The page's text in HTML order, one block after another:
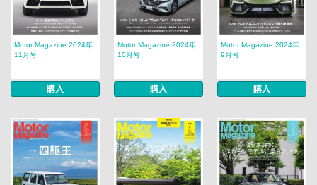
Motor Magazine 2024年
11月号
購入
Motor Magazine 2024年
10月号
購入
Motor Magazine 2024年
9月号
購入